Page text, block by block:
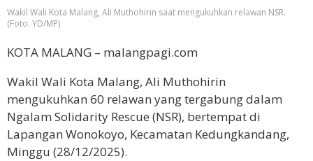
Wakil Wali Kota Malang, Ali Muthohirin saat mengukuhkan relawan NSR.
(Foto: YD/MP)
KOTA MALANG – malangpagi.com
Wakil Wali Kota Malang, Ali Muthohirin
mengukuhkan 60 relawan yang tergabung dalam
Ngalam Solidarity Rescue (NSR), bertempat di
Lapangan Wonokoyo, Kecamatan Kedungkandang,
Minggu (28/12/2025).